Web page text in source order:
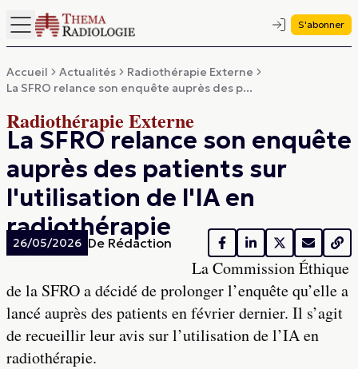
S'abonner
Accueil Actualités
Radiothérapie Externe
La SFRO relance son enquête auprès des p...
Radiothérapie Externe
La SFRO relance son enquête
auprès des patients sur
l'utilisation de l'IA en
radiothérapie
26/05/2026 De Rédaction
La Commission Éthique
de la SFRO a décidé de prolonger l’enquête qu’elle a
lancé auprès des patients en février dernier. Il s’agit
de recueillir leur avis sur l’utilisation de l’IA en
radiothérapie.